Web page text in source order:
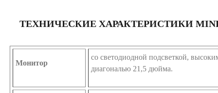
ТЕХНИЧЕСКИЕ ХАРАКТЕРИСТИКИ
Монитор
со светодиодной подсветкой,
диагональю 21,5 дюйма.